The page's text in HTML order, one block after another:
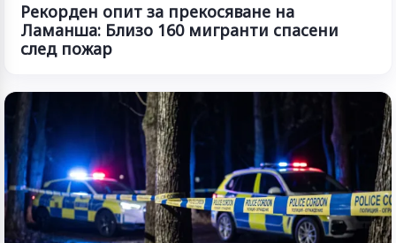
Рекорден опит за прекосяване на
Ламанша: Близо 160 мигранти спасени
след пожар